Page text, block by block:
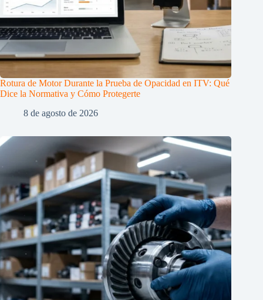
Rotura de Motor Durante la Prueba de Opacidad en ITV: Qué
Dice la Normativa y Cómo Protegerte
8 de agosto de 2026